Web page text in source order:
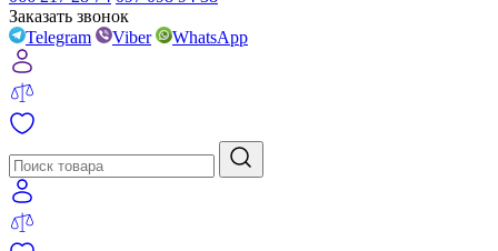
Заказать звонок
Telegram
Viber WhatsApp